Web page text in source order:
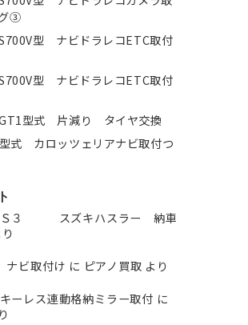
③
型 ナビドラレコETC取付
型 ナビドラレコETC取付
型式 片減り タイヤ交換
式 カロッツェリアナビ取付つ
Ｓ３ スズキハスラー 納車
ビ取付け に ピアノ買取 より
ーレス連動格納ミラー取付 に